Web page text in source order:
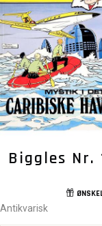
Biggles
Antikvarisk